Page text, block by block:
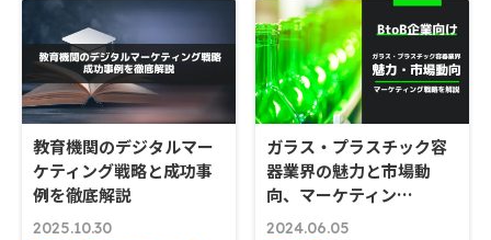
教育機関のデジタルマー
ケティング戦略と成功事
例を徹底解説
2025.10.30
ガラス・プラスチック容
器業界の魅力と市場動
向、マーケティン…
2024.06.05